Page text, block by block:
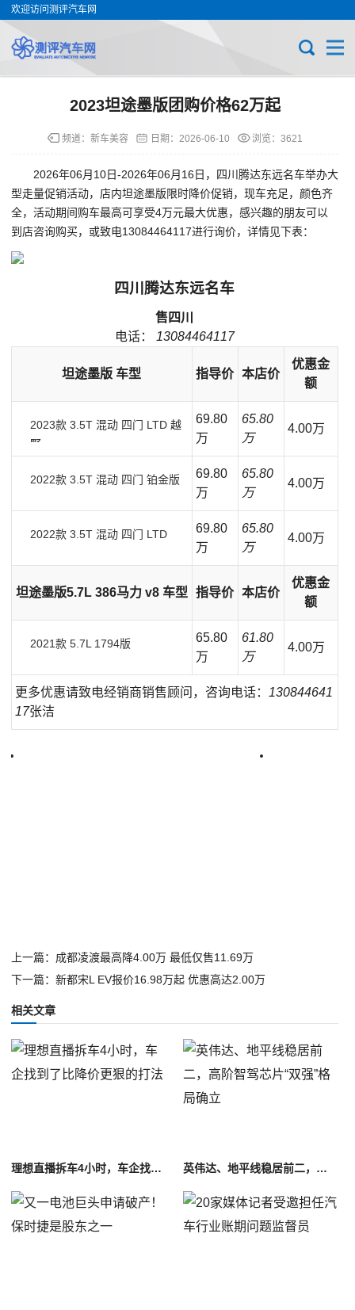
欢迎访问测评汽车网
2023坦途墨版团购价格62万起
频道： 新车美容 日期： 2026-06-10 浏览：3621
2026年06月10日-2026年06月16日，四川腾达东远名车举办大
型走量促销活动，店内坦途墨版限时降价促销，现车充足，颜色齐
全，活动期间购车最高可享受4万元最大优惠，感兴趣的朋友可以
到店咨询购买，或致电13084464117进行询价，详情见下表：
四川腾达东远名车
售四川
电话： 13084464117
坦途墨版 车型 指导价 本店价
优惠金
额
2023款 3.5T 混动 四门 LTD 越
野
69.80
万
65.80
万
4.00万
2022款 3.5T 混动 四门 铂金版
69.80
万
65.80
万
4.00万
2022款 3.5T 混动 四门 LTD
69.80
万
65.80
万
4.00万
坦途墨版5.7L 386马力 v8车型 指导价 本店价
优惠金
额
2021款 5.7L 1794版
65.80
万
61.80
万
4.00万
更多优惠请致电经销商销售顾问，咨询电话： 130844641
17张洁
上一篇：成都凌渡最高降4.00万 最低仅售11.69万
下一篇：新都宋L EV报价16.98万起 优惠高达2.00万
相关文章
理想直播拆车4小时，车企找到了比降价更狠的打法 英伟达、地平线稳居前二，高阶智驾芯片“双强”格局确立